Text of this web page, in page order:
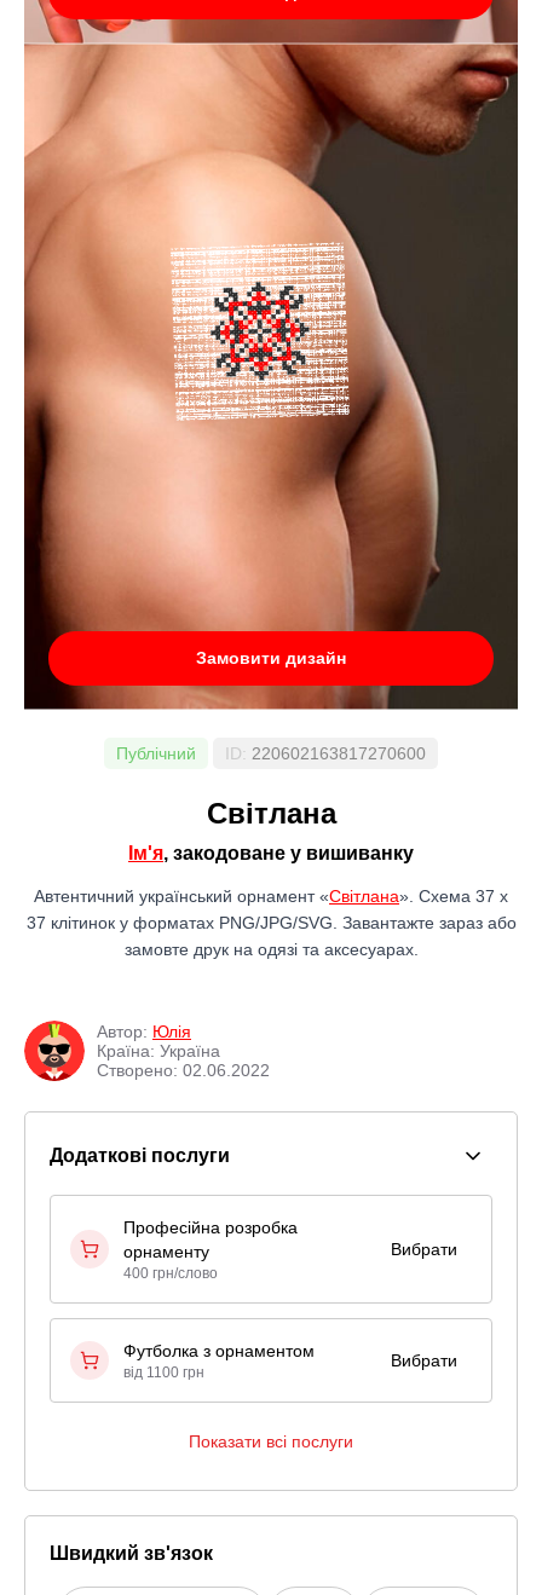
Замовити дизайн
Публічний ID: 220602163817270600
Світлана
Ім'я, закодоване у вишиванку
Автентичний український орнамент «Світлана». Схема 37 x
37 клітинок у форматах PNG/JPG/SVG. Завантажте зараз або
замовте друк на одязі та аксесуарах.
Автор: Юлія
Країна: Україна
Створено: 02.06.2022
Додаткові послуги
Професійна розробка
орнаменту
400 грн/слово
Вибрати
Футболка з орнаментом
від 1100 грн
Вибрати
Показати всі послуги
Швидкий зв'язок